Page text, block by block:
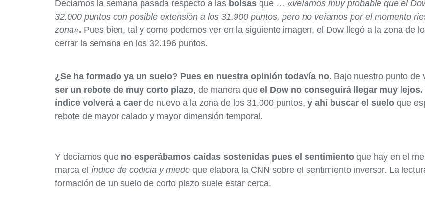
Decíamos la semana pasada respecto a las bolsas que … «veíamos muy probable que el
32.000 puntos con posible extensión a los 31.900 puntos, pero no veíamos por el momento
zona». Pues bien, tal y como podemos ver en la siguiente imagen, el Dow llegó a la zona de
cerrar la semana en los 32.196 puntos.
¿Se ha formado ya un suelo? Pues en nuestra opinión todavía no. Bajo nuestro punto de
ser un rebote de muy corto plazo, de manera que el Dow no conseguirá llegar muy
índice volverá a caer de nuevo a la zona de los 31.000 puntos, y ahí buscar el suelo que
rebote de mayor calado y mayor dimensión temporal.
Y decíamos que no esperábamos caídas sostenidas pues el sentimiento que hay en el
marca el índice de codicia y miedo que elabora la CNN sobre el sentimiento inversor. La
formación de un suelo de corto plazo suele estar cerca.